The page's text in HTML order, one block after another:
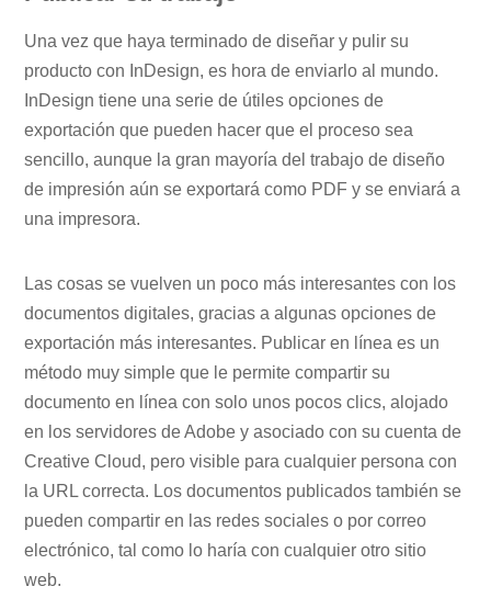
Una vez que haya terminado de diseñar y pulir su
producto con InDesign, es hora de enviarlo al mundo.
InDesign tiene una serie de útiles opciones de
exportación que pueden hacer que el proceso sea
sencillo, aunque la gran mayoría del trabajo de diseño
de impresión aún se exportará como PDF y se enviará a
una impresora.
Las cosas se vuelven un poco más interesantes con los
documentos digitales, gracias a algunas opciones de
exportación más interesantes. Publicar en línea es un
método muy simple que le permite compartir su
documento en línea con solo unos pocos clics, alojado
en los servidores de Adobe y asociado con su cuenta de
Creative Cloud, pero visible para cualquier persona con
la URL correcta. Los documentos publicados también se
pueden compartir en las redes sociales o por correo
electrónico, tal como lo haría con cualquier otro sitio
web.